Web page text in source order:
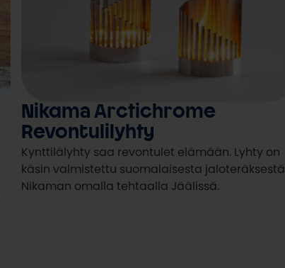
Nikama Arctichrome
Revontulilyhty
Kynttilälyhty saa revontulet elämään. Lyhty on
käsin valmistettu suomalaisesta jaloteräksestä
Nikaman omalla tehtaalla Jäälissä.